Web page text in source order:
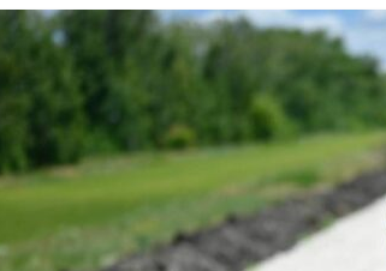
В вольере
заповедника
суслики